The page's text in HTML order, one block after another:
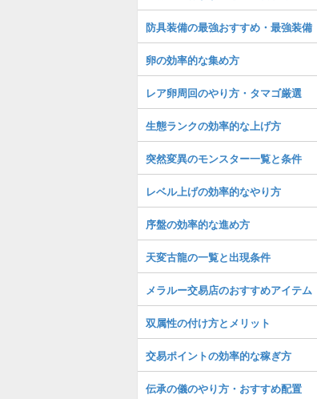
防具装備の最強おすすめ・最強装備
卵の効率的な集め方
レア卵周回のやり方・タマゴ厳選
生態ランクの効率的な上げ方
突然変異のモンスター一覧と条件
レベル上げの効率的なやり方
序盤の効率的な進め方
天変古龍の一覧と出現条件
メラルー交易店のおすすめアイテム
双属性の付け方とメリット
交易ポイントの効率的な稼ぎ方
伝承の儀のやり方・おすすめ配置